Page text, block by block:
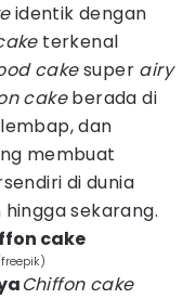
identik dengan
terkenal
cakesuper airy
cakeberada di
dan
membuat
di dunia
sekarang.
cake
Chiffon cake